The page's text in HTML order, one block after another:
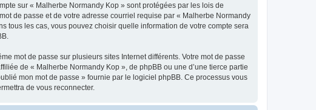
sur « Malherbe Normandy Kop » sont protégées par les lois de
de passe et de votre adresse courriel requise par « Malherbe Normandy
tous les cas, vous pouvez choisir quelle information de votre compte sera
mot de passe sur plusieurs sites Internet différents. Votre mot de passe
de « Malherbe Normandy Kop », de phpBB ou une d’une tierce partie
mon mot de passe » fournie par le logiciel phpBB. Ce processus vous
de vous reconnecter.